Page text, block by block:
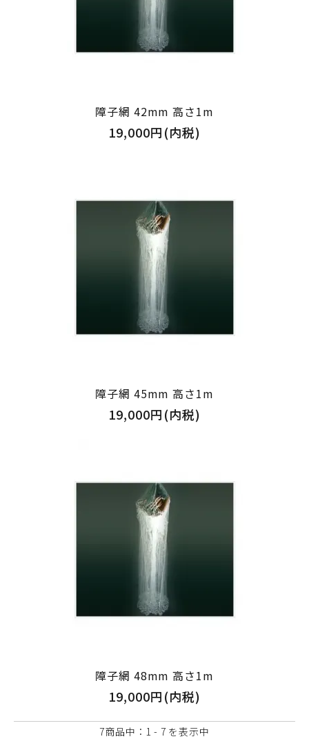
障子網 42mm 高さ1m
19,000円(内税)
障子網 45mm 高さ1m
19,000円(内税)
障子網 48mm 高さ1m
19,000円(内税)
7商品中：1 - 7 を表示中